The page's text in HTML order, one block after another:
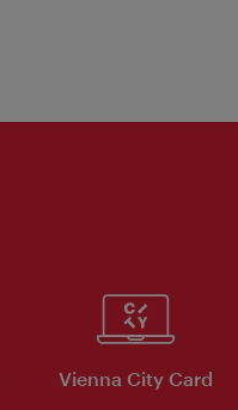
Vienna City Card